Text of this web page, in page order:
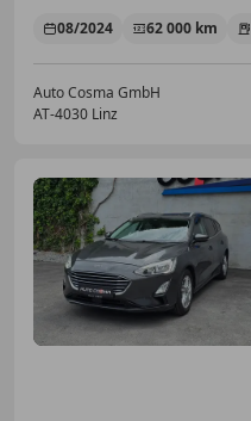
08/2024 62 000 km
Auto Cosma GmbH
AT-4030 Linz